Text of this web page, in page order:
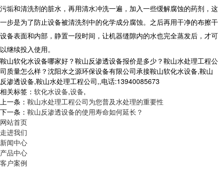
污垢和清洗剂的脏水，再用清水冲洗一遍，加入一些缓解腐蚀的药剂，这
一步是为了防止设备被清洗剂中的化学成分腐蚀。之后再用干净的布擦干
设备表面和内部，静置一段时间，让机器缝隙内的水也完全蒸发后，才可
以继续投入使用。
鞍山软化水设备哪家好？鞍山反渗透设备报价是多少？鞍山水处理工程公
司质量怎么样？沈阳水之源环保设备有限公司承接鞍山软化水设备,鞍山
反渗透设备,鞍山水处理工程公司,,电话:13940085673
相关标签： 软化水设备,设备,
上一条： 鞍山水处理工程公司为您普及水处理的重要性
下一条： 鞍山反渗透设备的使用寿命如何延长？
网站首页
走进我们
新闻中心
产品中心
客户案例